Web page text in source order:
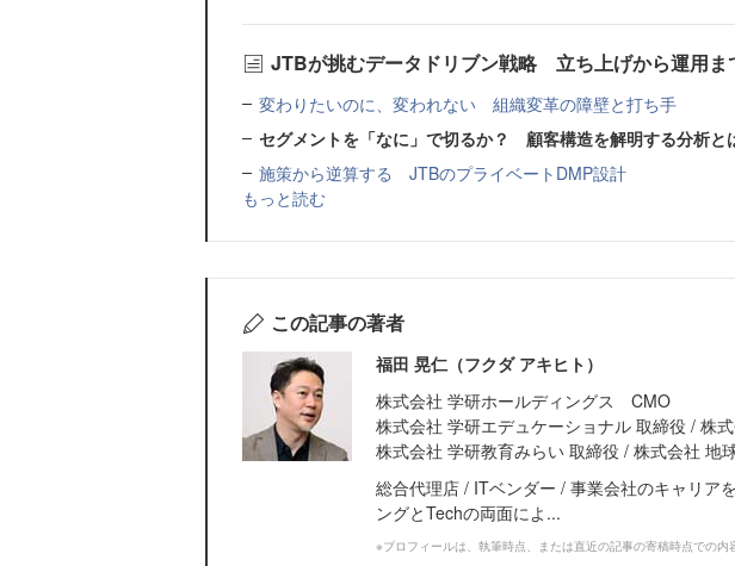
JTBが挑むデータドリブン戦略 立ち上げから運用ま
変わりたいのに、変われない 組織変革の障壁と打ち手
セグメントを「なに」で切るか？ 顧客構造を解明する分析と
施策から逆算する JTBのプライベートDMP設計
もっと読む
この記事の著者
福田 晃仁（フクダ アキヒト）
株式会社 学研ホールディングス CMO
株式会社 学研エデュケーショナル 取締役 / 株
株式会社 学研教育みらい 取締役 / 株式会社 地
総合代理店 / ITベンダー / 事業会社のキャリア
ングとTechの両面によ...
※プロフィールは、執筆時点、または直近の記事の寄稿時点での内